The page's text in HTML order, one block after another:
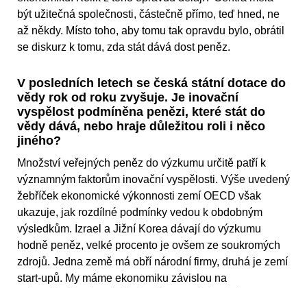
být užitečná společnosti, částečně přímo, teď hned, ne
až někdy. Místo toho, aby tomu tak opravdu bylo, obrátil
se diskurz k tomu, zda stát dává dost peněz.
V posledních letech se česká státní dotace do
vědy rok od roku zvyšuje. Je inovační
vyspělost podmíněna penězi, které stát do
vědy dává, nebo hraje důležitou roli i něco
jiného?
Množství veřejných peněz do výzkumu určitě patří k
významným faktorům inovační vyspělosti. Výše uvedený
žebříček ekonomické výkonnosti zemí OECD však
ukazuje, jak rozdílné podmínky vedou k obdobným
výsledkům. Izrael a Jižní Korea dávají do výzkumu
hodně peněz, velké procento je ovšem ze soukromých
zdrojů. Jedna země má obří národní firmy, druhá je zemí
start-upů. My máme ekonomiku závislou na